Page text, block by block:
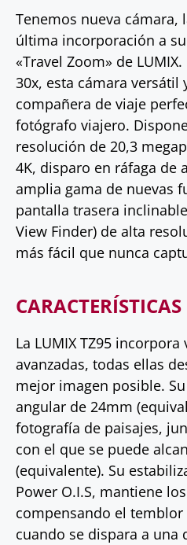
Tenemos nueva cámara,
última incorporación a
«Travel Zoom» de
30x, esta cámara versátil
compañera de viaje
fotógrafo viajero.
resolución de 20,3
4K, disparo en ráfaga de
amplia gama de nuevas
pantalla trasera
View Finder) de alta
más fácil que nunca
La LUMIX TZ95
avanzadas, todas ellas
mejor imagen posible.
angular de 24mm
fotografía de paisajes,
con el que se puede
(equivalente). Su
Power O.I.S, mantiene
compensando el
cuando se dispara a una